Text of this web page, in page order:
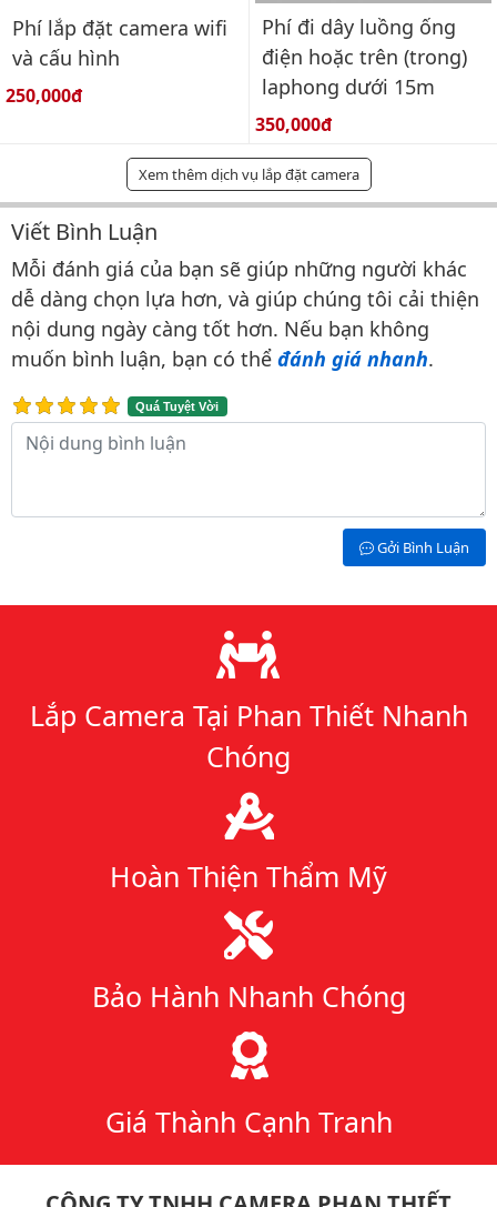
Phí lắp đặt camera wifi
và cấu hình
Giá bán:
250,000đ
Phí đi dây luồng ống
điện hoặc trên (trong)
laphong dưới 15m
Giá bán:
350,000đ
Xem thêm dịch vụ lắp đặt camera
Bình luận & Đánh giá
Viết Bình Luận
Mỗi đánh giá của bạn sẽ giúp những người khác
dễ dàng chọn lựa hơn, và giúp chúng tôi cải thiện
nội dung ngày càng tốt hơn. Nếu bạn không
muốn bình luận, bạn có thể đánh giá nhanh.
Quá Tuyệt Vời
Nội dung bình luận
Gởi Bình Luận
Lý do chọn chúng tôi
Lắp Camera Tại Phan Thiết Nhanh
Chóng
Hoàn Thiện Thẩm Mỹ
Bảo Hành Nhanh Chóng
Giá Thành Cạnh Tranh